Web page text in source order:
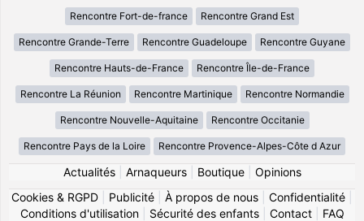
Rencontre Fort-de-france Rencontre Grand Est
Rencontre Grande-Terre Rencontre Guadeloupe Rencontre Guyane
Rencontre Hauts-de-France Rencontre Île-de-France
Rencontre La Réunion Rencontre Martinique Rencontre Normandie
Rencontre Nouvelle-Aquitaine Rencontre Occitanie
Rencontre Pays de la Loire Rencontre Provence-Alpes-Côte d Azur
Actualités| Arnaqueurs| Boutique| Opinions
Cookies & RGPD
Publicité À propos de nous Confidentialité
Conditions d'utilisation| Sécurité des enfants| Contact| FAQ